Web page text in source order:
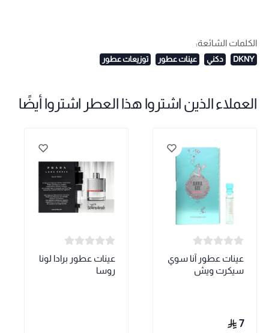
الكلمات الشائعة:
DKNY دكني عينات عطور توزيعات عطور
العملاء الذين اشتروا هذا العطر اشتروا أيضًا
عينات عطور آنا سوي
سيكرت ويش
7
عينات عطور برادا لونا
روسا